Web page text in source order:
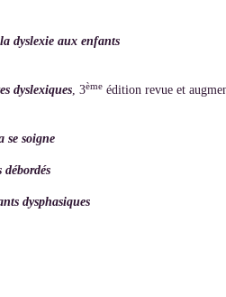
dyslexie aux enfants
dyslexiques, 3ème édition revue et
se soigne
dysphasiques